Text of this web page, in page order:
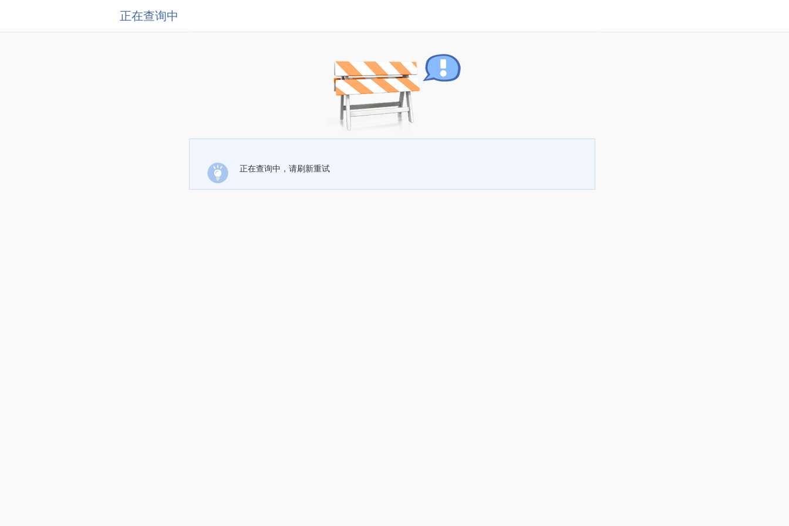
正在查询中
正在查询中，请刷新重试